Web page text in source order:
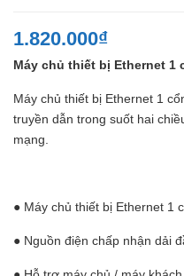
1.820.000₫
Máy chủ thiết bị Ethernet 1
Máy chủ thiết bị Ethernet 1
truyền dẫn trong suốt hai
mạng.
● Máy chủ thiết bị Ethernet 1
● Nguồn điện chấp nhận dải